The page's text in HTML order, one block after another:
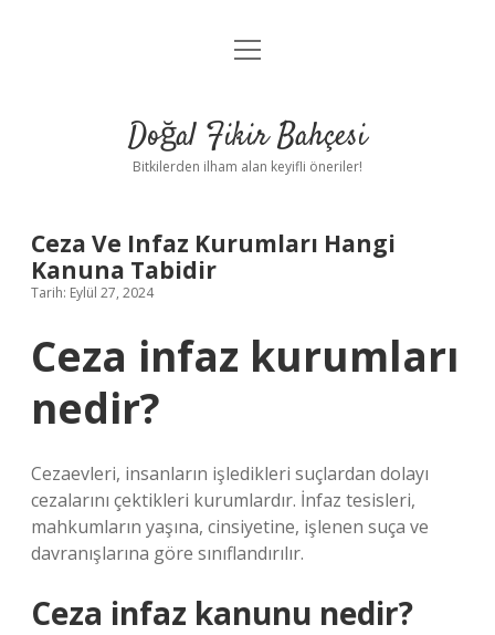
Anasayfa
Yasal Uyarı
menüyü
Doğal Fikir Bahçesi
Bitkilerden ilham alan keyifli öneriler!
Ceza Ve Infaz Kurumları Hangi
Kanuna Tabidir
Tarih: Eylül 27, 2024
Ceza infaz kurumları
nedir?
Cezaevleri, insanların işledikleri suçlardan dolayı
cezalarını çektikleri kurumlardır. İnfaz tesisleri,
mahkumların yaşına, cinsiyetine, işlenen suça ve
davranışlarına göre sınıflandırılır.
Ceza infaz kanunu nedir?